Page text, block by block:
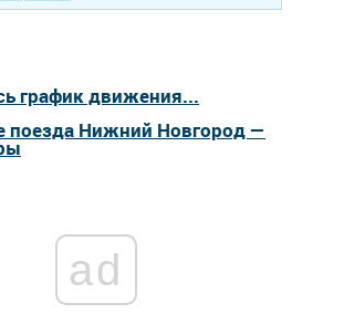
график движения...
поезда Нижний Новгород —
ad